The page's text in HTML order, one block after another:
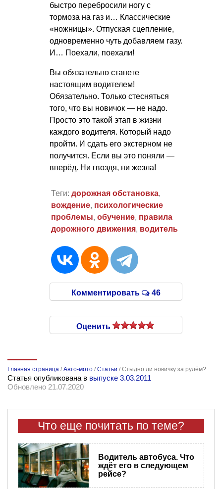
быстро перебросили ногу с
тормоза на газ и… Классические
«ножницы». Отпуская сцепление,
одновременно чуть добавляем газу.
И… Поехали, поехали!
Вы обязательно станете
настоящим водителем!
Обязательно. Только стесняться
того, что вы новичок — не надо.
Просто это такой этап в жизни
каждого водителя. Который надо
пройти. И сдать его экстерном не
получится. Если вы это поняли —
вперёд. Ни гвоздя, ни жезла!
Теги: дорожная обстановка,
вождение, психологические
проблемы, обучение, правила
дорожного движения, водитель
Комментировать 46
Оценить
Главная страница /Авто-мото /Статьи /Стыдно ли новичку за рулём?
Статья опубликована в выпуске 3.03.2011
Обновлено 21.07.2020
Что еще почитать по теме?
Водитель автобуса. Что
ждёт его в следующем
рейсе?